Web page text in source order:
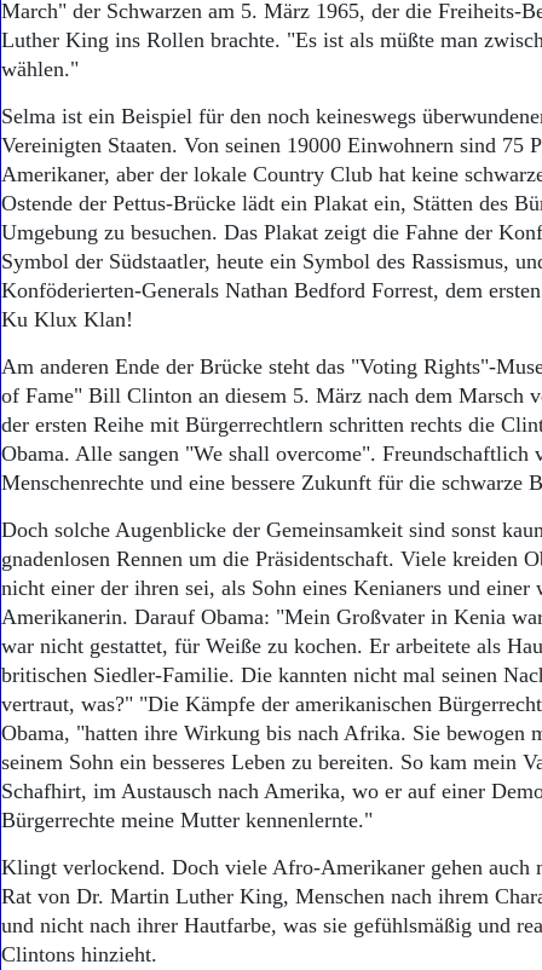
March" der Schwarzen am 5. März 1965, der die Freiheits-
Luther King ins Rollen brachte. "Es ist als müßte man
wählen."
Selma ist ein Beispiel für den noch keineswegs
Vereinigten Staaten. Von seinen 19000 Einwohnern sind 75
Amerikaner, aber der lokale Country Club hat keine
Ostende der Pettus-Brücke lädt ein Plakat ein, Stätten des
Umgebung zu besuchen. Das Plakat zeigt die Fahne der
Symbol der Südstaatler, heute ein Symbol des Rassismus,
Konföderierten-Generals Nathan Bedford Forrest, dem
Ku Klux Klan!
Am anderen Ende der Brücke steht das "Voting Rights"-
of Fame" Bill Clinton an diesem 5. März nach dem Marsch
der ersten Reihe mit Bürgerrechtlern schritten rechts die
Obama. Alle sangen "We shall overcome".
Menschenrechte und eine bessere Zukunft für die schwarze
Doch solche Augenblicke der Gemeinsamkeit sind sonst
gnadenlosen Rennen um die Präsidentschaft. Viele kreiden
nicht einer der ihren sei, als Sohn eines Kenianers und einer
Amerikanerin. Darauf Obama: "Mein Großvater in Kenia
war nicht gestattet, für Weiße zu kochen. Er arbeitete als
britischen Siedler-Familie. Die kannten nicht mal seinen
vertraut, was?" "Die Kämpfe der amerikanischen
Obama, "hatten ihre Wirkung bis nach Afrika. Sie bewogen
seinem Sohn ein besseres Leben zu bereiten. So kam mein
Schafhirt, im Austausch nach Amerika, wo er auf einer
Bürgerrechte meine Mutter kennenlernte."
Klingt verlockend. Doch viele Afro-Amerikaner gehen auch
Rat von Dr. Martin Luther King, Menschen nach ihrem
und nicht nach ihrer Hautfarbe, was sie gefühlsmäßig und
Clintons hinzieht.